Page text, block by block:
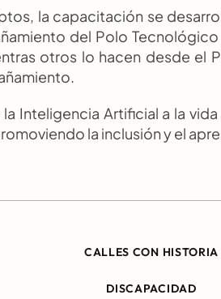
la capacitación se
del Polo
otros lo hacen desde el
Inteligencia Artificial a la
la inclusión y el
CALLES CON HISTORIA
DISCAPACIDAD